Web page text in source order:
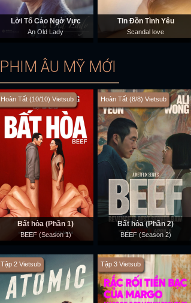
Lời Tố Cáo Ngờ Vực
An Old Lady
Tin Đồn Tình Yêu
Scandal love
PHIM ÂU MỸ MỚI
Hoàn Tất (10/10) Vietsub
Bất hòa (Phần 1)
BEEF (Season 1)
Hoàn Tất (8/8) Vietsub
Bất hòa (Phần 2)
BEEF (Season 2)
Tập 2 Vietsub Tập 3 Vietsub